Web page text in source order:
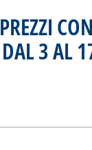
DAL 3 AL
“PREZZI